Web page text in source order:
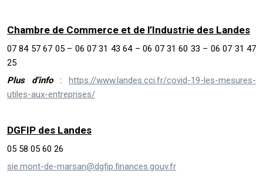
Chambre de Commerce et de l’Industrie des Landes
07 84 57 67 05 – 06 07 31 43 64 – 06 07 31 60 33 – 06 07 31 47
25
Plus d’info : https://www.landes.cci.fr/covid-19-les-mesures-
utiles-aux-entreprises/
DGFIP des Landes
05 58 05 60 26
sie.mont-de-marsan@dgfip.finances.gouv.fr